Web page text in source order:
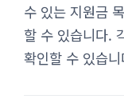
수 있는 지원금
할 수 있습니다.
확인할 수 있습